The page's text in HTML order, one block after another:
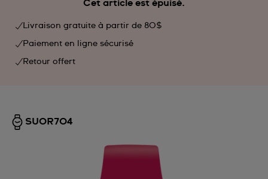
Cet article est épuisé.
Livraison gratuite à partir de 80$
Paiement en ligne sécurisé
Retour offert
SUOR704